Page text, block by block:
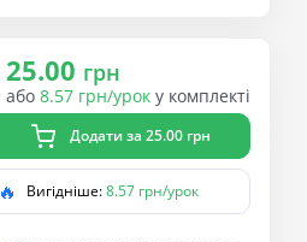
25.00 грн
або 8.57 грн/урок у комплекті
Додати за 25.00 грн
🔥 Вигідніше:8.57 грн/урок